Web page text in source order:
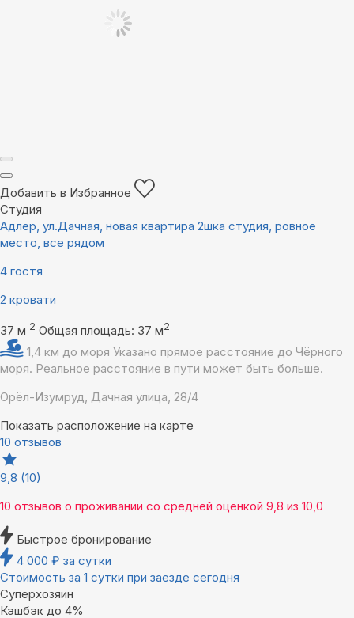
Добавить в Избранное
Студия
Адлер, ул.Дачная, новая квартира 2шка студия, ровное
место, все рядом
4 гостя
2 кровати
37 м 2 Общая площадь: 37 м2
1,4 км до моря Указано прямое расстояние до Чёрного
моря. Реальное расстояние в пути может быть больше.
Орёл-Изумруд, Дачная улица, 28/4
Показать расположение на карте
10 отзывов
9,8 (10)
10 отзывов о проживании со средней оценкой 9,8 из 10,0
Быстрое бронирование
4 000 ₽ за сутки
Стоимость за 1 сутки при заезде сегодня
Суперхозяин
Кэшбэк до 4%